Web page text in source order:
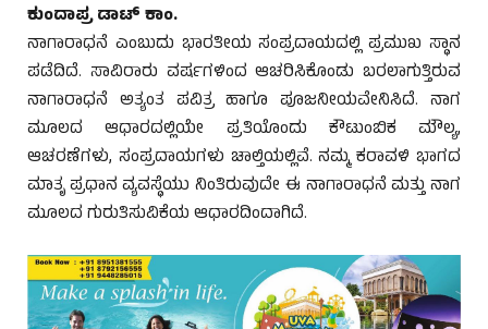
ಕುಂದಾಪ್ರ ಡಾಟ್ ಕಾಂ.
ನಾಗಾರಾಧನೆ ಎಂಬುದು ಭಾರತೀಯ ಸಂಪ್ರದಾಯದಲ್ಲಿ ಪ್ರಮುಖ ಸ್ಥಾನ
ಪಡೆದಿದೆ. ಸಾವಿರಾರು ವರ್ಷಗಳಿಂದ ಆಚರಿಸಿಕೊಂಡು ಬರಲಾಗುತ್ತಿರುವ
ನಾಗಾರಾಧನೆ ಅತ್ಯಂತ ಪವಿತ್ರ ಹಾಗೂ ಪೂಜನೀಯವೇನಿಸಿದೆ. ನಾಗ
ಮೂಲದ ಆಧಾರದಲ್ಲಿಯೇ ಪ್ರತಿಯೊಂದು ಕೌಟುಂಬಿಕ ಮೌಲ್ಯ,
ಆಚರಣೆಗಳು, ಸಂಪ್ರದಾಯಗಳು ಚಾಲ್ತಿಯಲ್ಲಿವೆ. ನಮ್ಮ ಕರಾವಳಿ ಭಾಗದ
ಮಾತೃ ಪ್ರಧಾನ ವ್ಯವಸ್ಥೆಯು ನಿಂತಿರುವುದೇ ಈ ನಾಗಾರಾಧನೆ ಮತ್ತು ನಾಗ
ಮೂಲದ ಗುರುತಿಸುವಿಕೆಯ ಆಧಾರದಿಂದಾಗಿದೆ.